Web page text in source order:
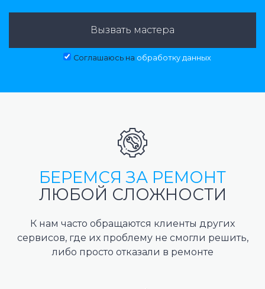
Вызвать мастера
Соглашаюсь на обработку данных
БЕРЕМСЯ ЗА РЕМОНТ
ЛЮБОЙ СЛОЖНОСТИ
К нам часто обращаются клиенты других
сервисов, где их проблему не смогли решить,
либо просто отказали в ремонте